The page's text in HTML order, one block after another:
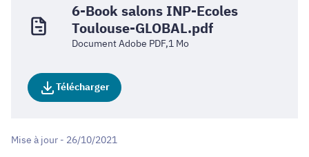
6-Book salons INP-Ecoles
Toulouse-GLOBAL.pdf
Document Adobe PDF,1 Mo
Télécharger
Mise à jour - 26/10/2021